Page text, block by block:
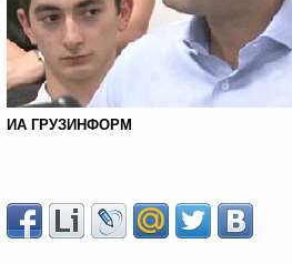
ИА ГРУЗИНФОРМ